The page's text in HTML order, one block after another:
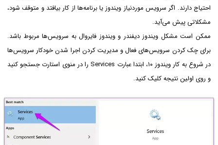
احتیاج دارند. اگر سرویس موردنیاز ویندوز یا برنامه‌ها از کار بیافتد و متوقف شود،
مشکلاتی پیش می‌آید.
ممکن است مشکل ویندوز دیفندر و ویندوز فایروال به سرویس‌ها مربوط باشد.
برای چک کردن سرویس‌های فعال و مدیریت کردن اجرا شدن خودکار سرویس‌ها
در شروع به کار ویندوز ۱۰، ابتدا عبارت Services را در منوی استارت جستجو کنید
و روی اولین نتیجه کلیک کنید.